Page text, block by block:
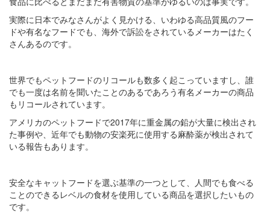
実際に日本でみなさんがよく見かける、いわゆる高品質風のフー
ドや有名なフードでも、海外で訴訟をされているメーカーはたく
さんあるのです。
世界でもペットフードのリコールも数多く起こっていますし、誰
でも一度は名前を聞いたことのあるであろう有名メーカーの商品
もリコールされています。
アメリカのペットフードで2017年に重金属の鉛が大量に検出され
た事例や、近年でも動物の安楽死に使用する麻酔薬が検出されて
いる報告もあります。
安全なキャットフードを選ぶ基準の一つとして、人間でも食べる
ことのできるレベルの食材を使用している商品を選択したいもの
です。